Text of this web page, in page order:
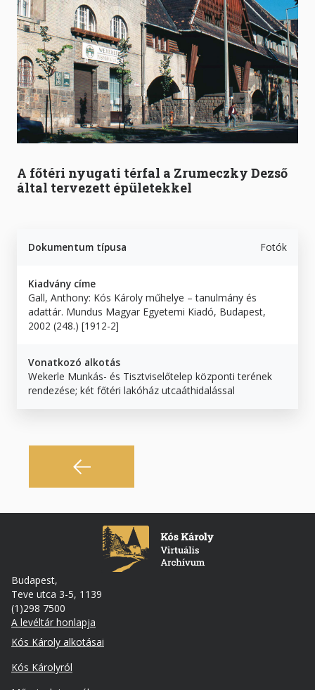
A főtéri nyugati térfal a Zrumeczky Dezső
által tervezett épületekkel
Dokumentum típusa Fotók
Kiadvány címe
Gall, Anthony: Kós Károly műhelye – tanulmány és
adattár. Mundus Magyar Egyetemi Kiadó, Budapest,
2002 (248.) [1912-2]
Vonatkozó alkotás
Wekerle Munkás- és Tisztviselőtelep központi terének
rendezése; két főtéri lakóház utcaáthidalással
Budapest,
Teve utca 3-5, 1139
(1)298 7500
A levéltár honlapja
Footer
Kós Károly alkotásai
Kós Károlyról